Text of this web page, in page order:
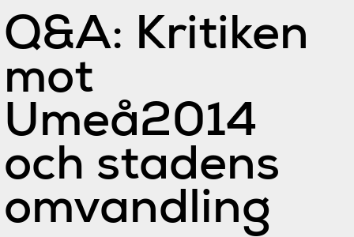
Q&A: Kritiken
mot
Umeå2014
och stadens
omvandling